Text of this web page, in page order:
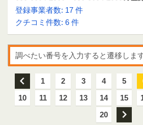
登録事業者数: 17 件
クチコミ件数: 6 件
前 1 2 3 4 5
10
11 12 13 14 15
20
次